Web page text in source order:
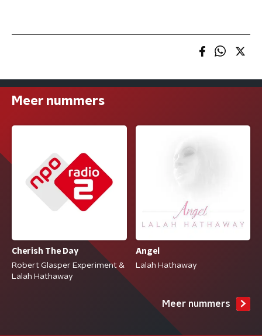
Meer nummers
Cherish The Day
Robert Glasper Experiment &
Lalah Hathaway
Angel
Lalah Hathaway
Meer nummers